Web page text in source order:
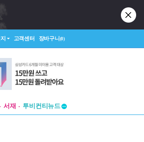
고객센터 장바구니(0)
서재
투비컨티뉴드